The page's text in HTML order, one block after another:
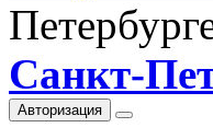
Санкт-
Авторизация